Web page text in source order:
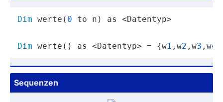
Dim werte( 0 to n) as <Datentyp>
Dim werte() as <Datentyp> = {w1 ,w2 ,w3 ,w4
Sequenzen